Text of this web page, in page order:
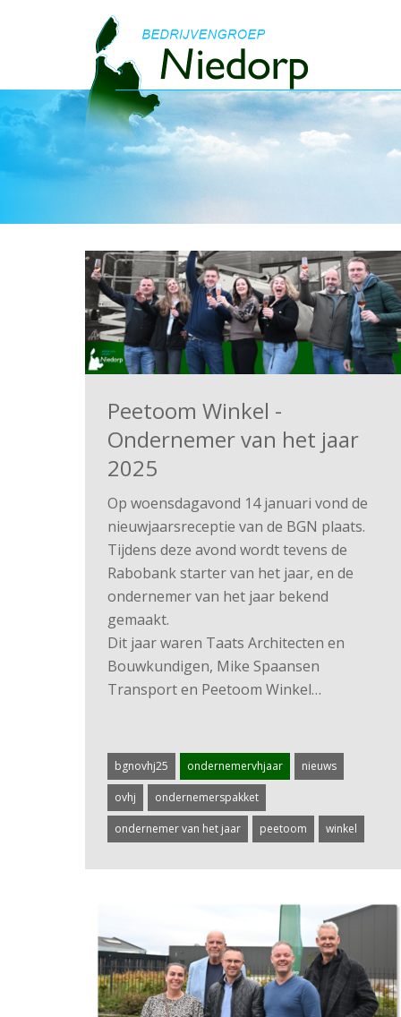
Peetoom Winkel -
Ondernemer van het jaar
2025
Op woensdagavond 14 januari vond de
nieuwjaarsreceptie van de BGN plaats.
Tijdens deze avond wordt tevens de
Rabobank starter van het jaar, en de
ondernemer van het jaar bekend
gemaakt.
Dit jaar waren Taats Architecten en
Bouwkundigen, Mike Spaansen
Transport en Peetoom Winkel…
bgnovhj25 ondernemervhjaar nieuws
ovhj ondernemerspakket
ondernemer van het jaar peetoom winkel